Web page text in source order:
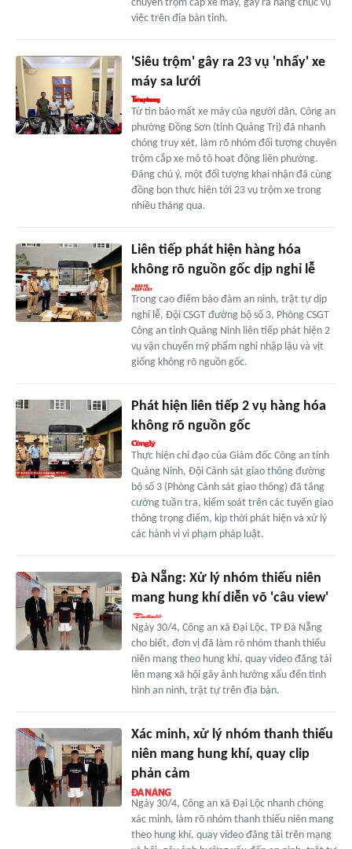
chuyên trộm cắp xe máy, gây ra hàng chục vụ
việc trên địa bàn tỉnh.
'Siêu trộm' gây ra 23 vụ 'nhẩy' xe
máy sa lưới
Từ tin báo mất xe máy của người dân, Công an
phường Đồng Sơn (tỉnh Quảng Trị) đã nhanh
chóng truy xét, làm rõ nhóm đối tượng chuyên
trộm cắp xe mô tô hoạt động liên phường.
Đáng chú ý, một đối tượng khai nhận đã cùng
đồng bọn thực hiện tới 23 vụ trộm xe trong
nhiều tháng qua.
Liên tiếp phát hiện hàng hóa
không rõ nguồn gốc dịp nghỉ lễ
Trong cao điểm bảo đảm an ninh, trật tự dịp
nghỉ lễ, Đội CSGT đường bộ số 3, Phòng CSGT
Công an tỉnh Quảng Ninh liên tiếp phát hiện 2
vụ vận chuyển mỹ phẩm nghi nhập lậu và vịt
giống không rõ nguồn gốc.
Phát hiện liên tiếp 2 vụ hàng hóa
không rõ nguồn gốc
Thực hiện chỉ đạo của Giám đốc Công an tỉnh
Quảng Ninh, Đội Cảnh sát giao thông đường
bộ số 3 (Phòng Cảnh sát giao thông) đã tăng
cường tuần tra, kiểm soát trên các tuyến giao
thông trọng điểm, kịp thời phát hiện và xử lý
các hành vi vi phạm pháp luật.
Đà Nẵng: Xử lý nhóm thiếu niên
mang hung khí diễn võ 'câu view'
Ngày 30/4, Công an xã Đại Lộc, TP Đà Nẵng
cho biết, đơn vị đã làm rõ nhóm thanh thiếu
niên mang theo hung khí, quay video đăng tải
lên mạng xã hội gây ảnh hưởng xấu đến tình
hình an ninh, trật tự trên địa bàn.
Xác minh, xử lý nhóm thanh thiếu
niên mang hung khí, quay clip
phản cảm
Ngày 30/4, Công an xã Đại Lộc nhanh chóng
xác minh, làm rõ nhóm thanh thiếu niên mang
theo hung khí, quay video đăng tải trên mạng